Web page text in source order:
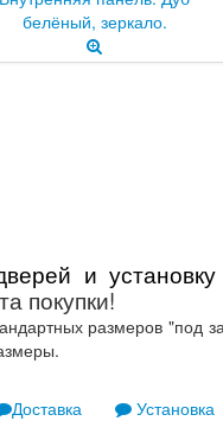
и установку
покупки!
размеров
Доставка Установка